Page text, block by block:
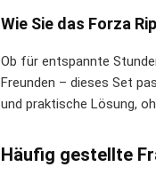
Wie Sie das Forza
Ob für entspannte
Freunden – dieses Set
und praktische Lösung,
Häufig gestellte